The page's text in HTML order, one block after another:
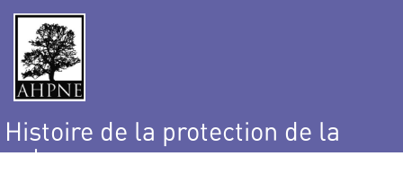
Histoire de la protection de la
nature